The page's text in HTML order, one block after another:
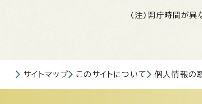
(注)開庁時間が異
サイトマップ このサイトについて 個人情報の